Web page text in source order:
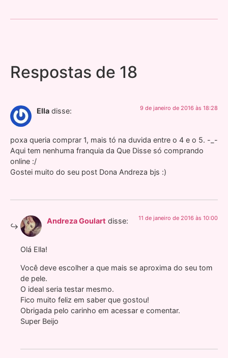
Respostas de 18
Ella disse: 9 de janeiro de 2016 às 18:28
poxa queria comprar 1, mais tó na duvida entre o 4 e o 5. -_-
Aqui tem nenhuma franquia da Que Disse só comprando
online :/
Gostei muito do seu post Dona Andreza bjs :)
Andreza Goulart disse: 11 de janeiro de 2016 às 10:00
Olá Ella!
Você deve escolher a que mais se aproxima do seu tom
de pele.
O ideal seria testar mesmo.
Fico muito feliz em saber que gostou!
Obrigada pelo carinho em acessar e comentar.
Super Beijo